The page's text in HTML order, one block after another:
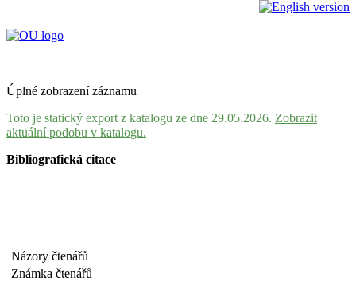
Úplné zobrazení záznamu
Toto je statický export z katalogu ze dne 29.05.2026. Zobrazit
aktuální podobu v katalogu.
Bibliografická citace
Názory čtenářů
Známka čtenářů